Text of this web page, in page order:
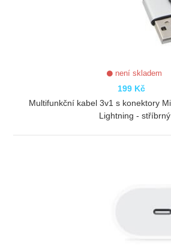
není skladem
199 Kč
Multifunkční kabel 3v1 s konektory
Lightning - stříbrný